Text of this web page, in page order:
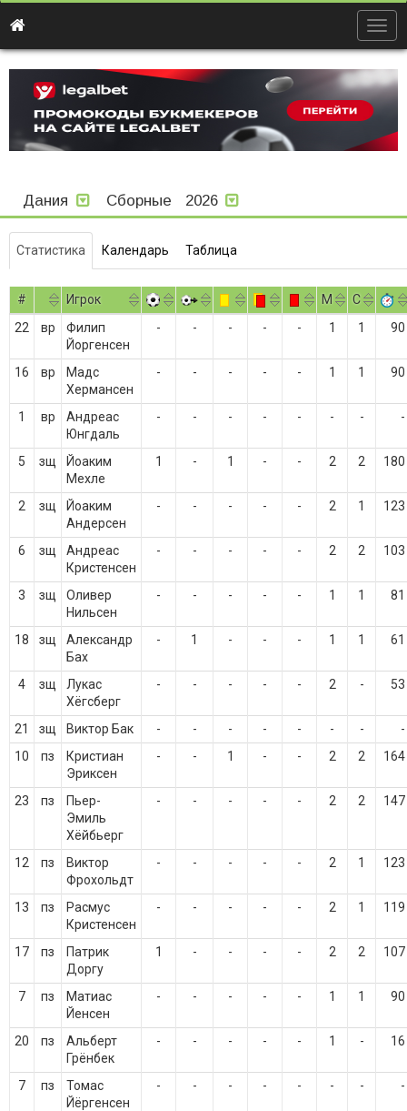
Дания Сборные 2026
Статистика Календарь Таблица
# Игрок M
С
22
вр
Филип
Йоргенсен
- - - - - 1 1 90
16 вр
Мадс
Хермансен
- - - - - 1 1 90
1 вр
Андреас
Юнгдаль
- - - - - - - -
5 зщ
Йоаким
Мехле
1 - 1 - - 2 2 180
2 зщ
Йоаким
Андерсен
- - - - - 2 1 123
6 зщ
Андреас
Кристенсен
- - - - - 2 2 103
3 зщ
Оливер
Нильсен
- - - - - 1 1 81
18 зщ
Александр
Бах
- 1 - - - 1 1 61
4 зщ
Лукас
Хёгсберг
- - - - - 2 - 53
21 зщ Виктор Бак - - - - - - -
-
10
пз
Кристиан
Эриксен
- - 1 - - 2 2 164
23 пз
Пьер-
Эмиль
Хёйбьерг
- - - - - 2 2 147
12 пз
Виктор
Фрохольдт
- - - - - 2 1 123
13 пз
Расмус
Кристенсен
- - - - - 2 1 119
17 пз
Патрик
Доргу
1 - - - - 2 2 107
7 пз
Матиас
Йенсен
- - - - - 1 1 90
20 пз
Альберт
Грёнбек
- - - - - 1 - 16
7 пз
Томас
Йёргенсен
- - - - - - - -